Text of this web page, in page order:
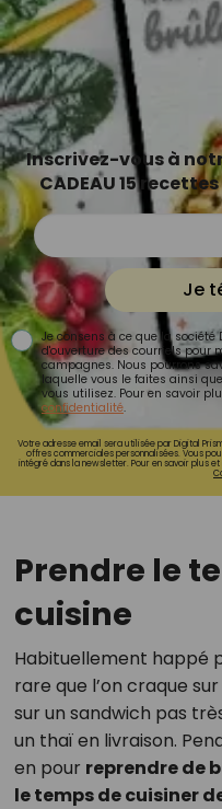
Inscrivez-vous à
CADEAU 15 recettes
Je
Je consens à ce que la
d'ouverture des courriels pour
campagnes. Nous pourrons
laquelle vous le faites ainsi
vous utilisez. Pour en savoir
confidentialité.
Votre adresse email sera utilisée par Digital
offres commerciales personnalisées. Vous
intégré dans la newsletter. Pour en savoir plus
Prendre le
cuisine
Habituellement happé
rare que l’on craque
sur un sandwich pas
un thaï en livraison.
en pour reprendre de
le temps de cuisiner